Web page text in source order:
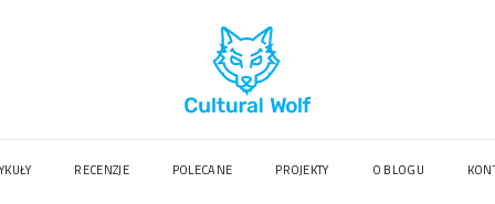
RECENZJE POLECANE PROJEKTY O BLOGU